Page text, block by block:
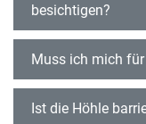
besichtigen?
Muss ich mich
Ist die Höhle